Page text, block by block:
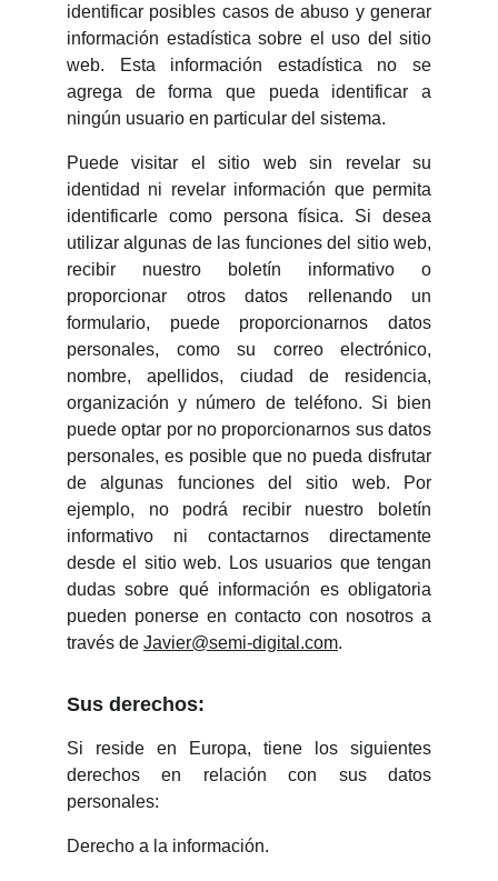
identificar posibles casos de abuso y generar
información estadística sobre el uso del sitio
web. Esta información estadística no se
agrega de forma que pueda identificar a
ningún usuario en particular del sistema.
Puede visitar el sitio web sin revelar su
identidad ni revelar información que permita
identificarle como persona física. Si desea
utilizar algunas de las funciones del sitio web,
recibir nuestro boletín informativo o
proporcionar otros datos rellenando un
formulario, puede proporcionarnos datos
personales, como su correo electrónico,
nombre, apellidos, ciudad de residencia,
organización y número de teléfono. Si bien
puede optar por no proporcionarnos sus datos
personales, es posible que no pueda disfrutar
de algunas funciones del sitio web. Por
ejemplo, no podrá recibir nuestro boletín
informativo ni contactarnos directamente
desde el sitio web. Los usuarios que tengan
dudas sobre qué información es obligatoria
pueden ponerse en contacto con nosotros a
través de Javier@semi-digital.com.
Sus derechos:
Si reside en Europa, tiene los siguientes
derechos en relación con sus datos
personales:
Derecho a la información.